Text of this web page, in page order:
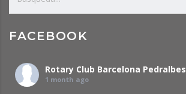
FACEBOOK
Rotary Club Barcelona Pedralbes
1 month ago